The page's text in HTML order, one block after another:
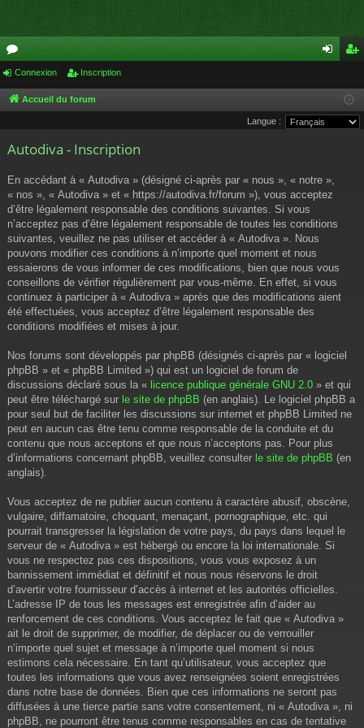
or
u
s
cri
pti
Connexion Inscription
Accueil du forum
Langue :
Autodiva - Inscription
En accédant à « Autodiva » (désigné ci-après par « nous », « notre »,
« nos », « Autodiva » et « https://autodiva.fr/forum »), vous acceptez
d’être légalement responsable des conditions suivantes. Si vous
n’acceptez pas d’être légalement responsable de toutes les conditions
suivantes, veuillez ne pas utiliser et accéder à « Autodiva ». Nous
pouvons modifier ces conditions à n’importe quel moment et nous
essaierons de vous informer de ces modifications, bien que nous vous
conseillons de vérifier régulièrement par vous-même. En effet, si vous
continuez à participer à « Autodiva » après que des modifications aient
été effectuées, vous acceptez d’être légalement responsable des
conditions modifiées et mises à jour.
Nos forums sont développés par phpBB (désignés ci-après par « logiciel
phpBB » et « phpBB Limited ») qui est un logiciel de forum de
discussions déclaré sous la « licence publique générale GNU 2.0 » et qui
peut être téléchargé sur le site de phpBB (en anglais). Le logiciel phpBB a
pour seul but de faciliter les discussions sur internet et phpBB Limited ne
peut en aucun cas être tenu comme responsable de la conduite et du
contenu que nous acceptons et que nous n’acceptons pas. Pour plus
d’informations concernant phpBB, veuillez consulter le site de phpBB (en
anglais).
Vous acceptez de ne publier aucun contenu à caractère abusif, obscène,
vulgaire, diffamatoire, choquant, menaçant, pornographique, etc. qui
pourrait transgresser la législation de votre pays, du pays dans lequel le
serveur de « Autodiva » est hébergé ou encore la loi internationale. Si
vous ne respectez pas ces dispositions, vous vous exposez à un
bannissement immédiat et définitif et nous nous réservons le droit
d’avertir votre fournisseur d’accès à internet et les autorités officielles.
L’adresse IP de tous les messages est enregistrée afin d’aider au
renforcement de ces conditions. Vous acceptez le fait que « Autodiva »
ait le droit de supprimer, de modifier, de déplacer ou de verrouiller
n’importe quel sujet et message à n’importe quel moment si nous
estimons cela nécessaire. En tant qu’utilisateur, vous acceptez que
toutes les informations que vous avez renseignées soient enregistrées
dans notre base de données. Bien que ces informations ne seront pas
diffusées à une tierce partie sans votre consentement, ni « Autodiva », ni
phpBB, ne pourront être tenus comme responsables en cas de tentative